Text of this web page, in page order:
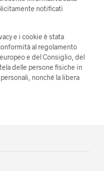
notificati
e i cookie è stata
al regolamento
e del Consiglio, del
delle persone fisiche in
nonché la libera